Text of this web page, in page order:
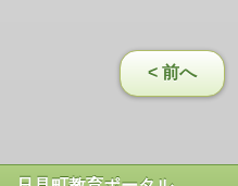
< 前へ